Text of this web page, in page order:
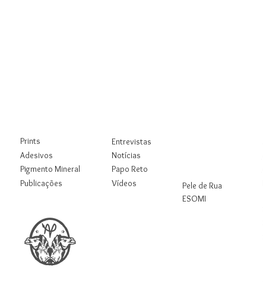
Prints
Adesivos
Pigmento Mineral
Publicações
Entrevistas
Notícias
Papo Reto
Vídeos
Pele de Rua
ESOMI